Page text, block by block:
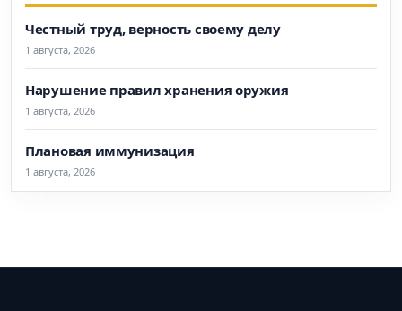
Честный труд, верность своему делу
1 августа, 2026
Нарушение правил хранения оружия
1 августа, 2026
Плановая иммунизация
1 августа, 2026